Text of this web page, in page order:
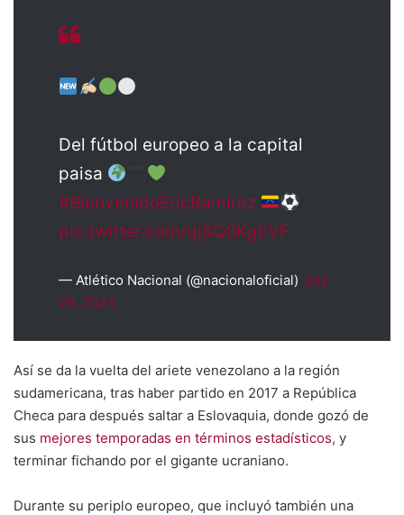
Del fútbol europeo a la capital
paisa
#BienvenidoEricRamírez
pic.twitter.com/qj6QSKg6VF
— Atlético Nacional (@nacionaloficial) July
28, 2023
Así se da la vuelta del ariete venezolano a la región
sudamericana, tras haber partido en 2017 a República
Checa para después saltar a Eslovaquia, donde gozó de
sus mejores temporadas en términos estadísticos, y
terminar fichando por el gigante ucraniano.
Durante su periplo europeo, que incluyó también una